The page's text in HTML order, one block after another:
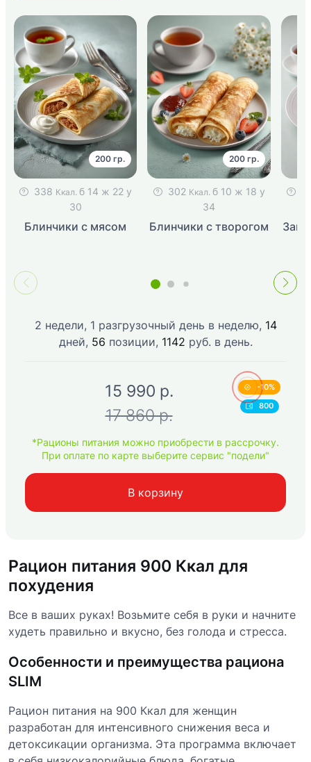
200 гр.
338 Ккал.б 14 ж 22 у
30
Блинчики с мясом
200 гр.
302 Ккал. б 10 ж 18 у
34
Блинчики с творогом
2 недели, 1 разгрузочный день в неделю, 14
дней, 56 позиции, 1142 руб. в день.
15 990 p.
17 860 p.
-10%
800
*Рационы питания можно приобрести в рассрочку.
При оплате по карте выберите сервис "подели"
В корзину
Рацион питания 900 Ккал для
похудения
Все в ваших руках! Возьмите себя в руки и начните
худеть правильно и вкусно, без голода и стресса.
Особенности и преимущества рациона
SLIM
Рацион питания на 900 Ккал для женщин
разработан для интенсивного снижения веса и
детоксикации организма. Эта программа включает